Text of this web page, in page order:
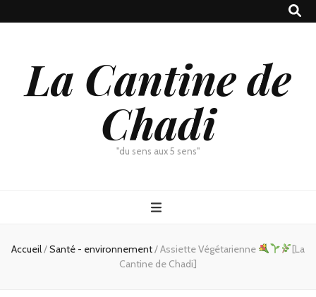
La Cantine de
Chadi
"du sens aux 5 sens"
Accueil/Santé - environnement/Assiette Végétarienne
[La
Cantine de Chadi]